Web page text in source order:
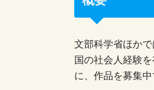
文部科学省ほか
国の社会人経験
に、作品を募集中